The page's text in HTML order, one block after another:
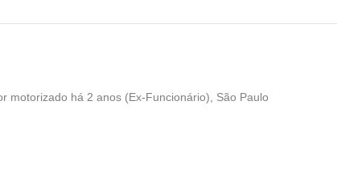
motorizado há 2 anos (Ex-Funcionário), São Paulo